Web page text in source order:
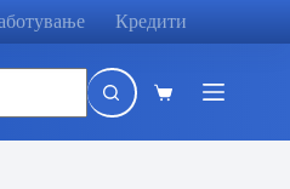
Кредити
Shopping